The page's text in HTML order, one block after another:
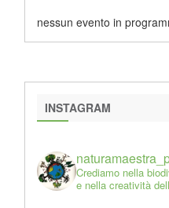
nessun evento in
INSTAGRAM
Crediamo nella
e nella creatività